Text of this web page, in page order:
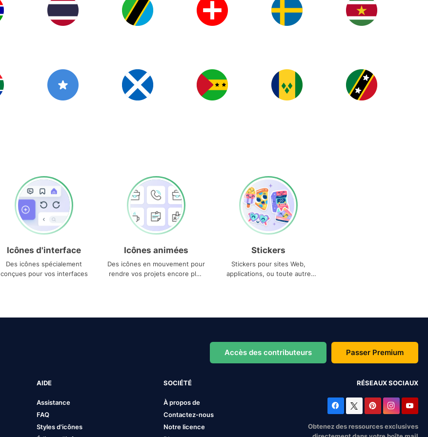
Icônes d'interface
Des icônes spécialement
conçues pour vos interfaces
Icônes animées
Des icônes en mouvement pour
rendre vos projets encore plus
Stickers
Stickers pour sites Web,
applications, ou toute autre
Accès des contributeurs Passer Premium
AIDE
Assistance
FAQ
Styles d'icônes
SOCIÉTÉ
À propos de
Contactez-nous
Notre licence
RÉSEAUX SOCIAUX
Obtenez des ressources exclusives